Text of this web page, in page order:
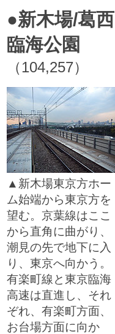
●新木場/葛西
臨海公園
（104,257）
▲新木場東京方ホー
ム始端から東京方を
望む。京葉線はここ
から直角に曲がり、
潮見の先で地下に入
り、東京へ向かう。
有楽町線と東京臨海
高速は直進し、それ
ぞれ、有楽町方面、
お台場方面に向か